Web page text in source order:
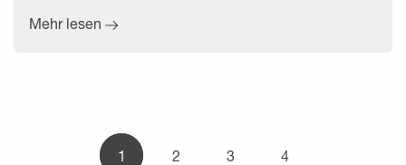
Mehr lesen
1 2 3 4